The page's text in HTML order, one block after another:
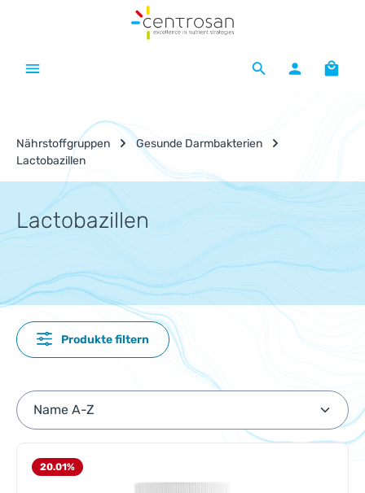
Zum Hauptinhalt springen
Nährstoffgruppen
Gesunde Darmbakterien
Lactobazillen
Lactobazillen
Produkte filtern
20.01%